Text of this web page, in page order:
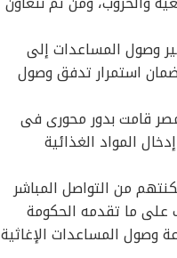
وصول المساعدات إلى
استمرار تدفق وصول
مصر قامت بدور محورى فى
المواد الغذائية
من التواصل المباشر
على ما تقدمه الحكومة
وصول المساعدات الإغاثية